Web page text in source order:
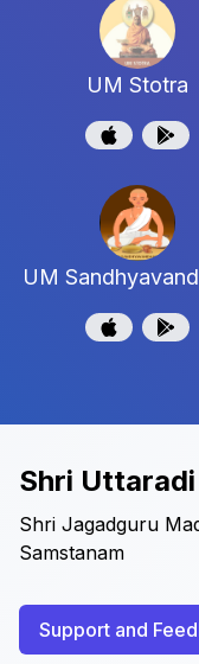
UM Stotra
UM
Shri
Shri Jagadguru
Samstanam
Support and